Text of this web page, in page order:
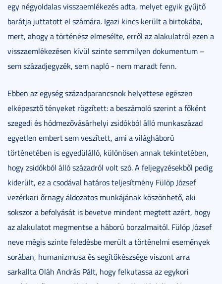
egy négyoldalas visszaemlékezés adta, melyet egyik gyűjtő
barátja juttatott el számára. Igazi kincs került a birtokába,
mert, ahogy a történész elmesélte, erről az alakulatról ezen a
visszaemlékezésen kívül szinte semmilyen dokumentum –
sem századjegyzék, sem napló - nem maradt fenn.
Ebben az egység századparancsnok helyettese egészen
elképesztő tényeket rögzített: a beszámoló szerint a főként
szegedi és hódmezővásárhelyi zsidókból álló munkaszázad
egyetlen embert sem veszített, ami a világháború
történetében is egyedülálló, különösen annak tekintetében,
hogy zsidókból álló századról volt szó. A feljegyzésekből pedig
kiderült, ez a csodával határos teljesítmény Fülöp József
vezérkari őrnagy áldozatos munkájának köszönhető, aki
sokszor a befolyását is bevetve mindent megtett azért, hogy
az alakulatot megmentse a háború borzalmaitól. Fülöp József
neve mégis szinte feledésbe merült a történelmi események
sorában, humanizmusa és segítőkészsége viszont arra
sarkallta Oláh András Pált, hogy felkutassa az egykori